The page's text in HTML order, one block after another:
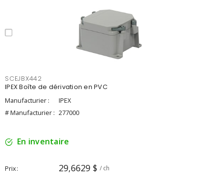
SCEJBX442
IPEX Boîte de dérivation en PVC
Manufacturier :
IPEX
# Manufacturier : 277000
En inventaire
Prix 29,6629 $ / ch